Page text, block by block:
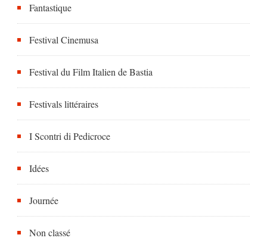
Fantastique
Festival Cinemusa
Festival du Film Italien de Bastia
Festivals littéraires
I Scontri di Pedicroce
Idées
Journée
Non classé